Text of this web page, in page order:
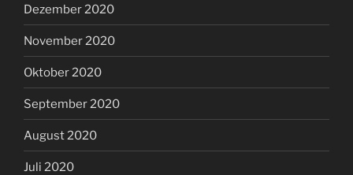
Dezember 2020
November 2020
Oktober 2020
September 2020
August 2020
Juli 2020